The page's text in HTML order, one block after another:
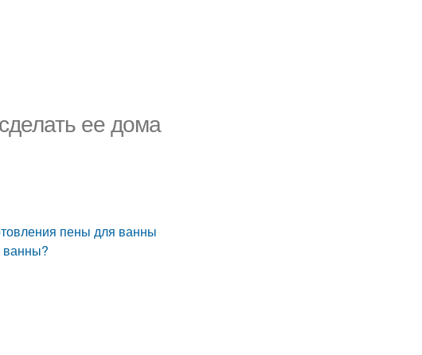
ее дома
пены для ванны
ванны?